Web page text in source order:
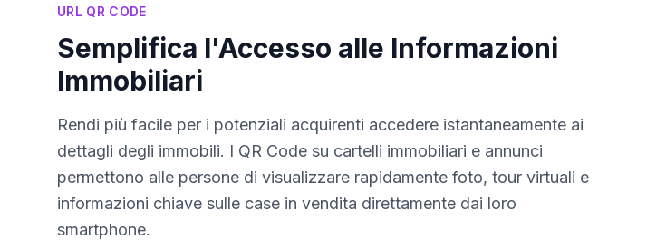
URL QR CODE
Semplifica l'Accesso alle Informazioni
Immobiliari
Rendi più facile per i potenziali acquirenti accedere istantaneamente ai
dettagli degli immobili. I QR Code su cartelli immobiliari e annunci
permettono alle persone di visualizzare rapidamente foto, tour virtuali e
informazioni chiave sulle case in vendita direttamente dai loro
smartphone.